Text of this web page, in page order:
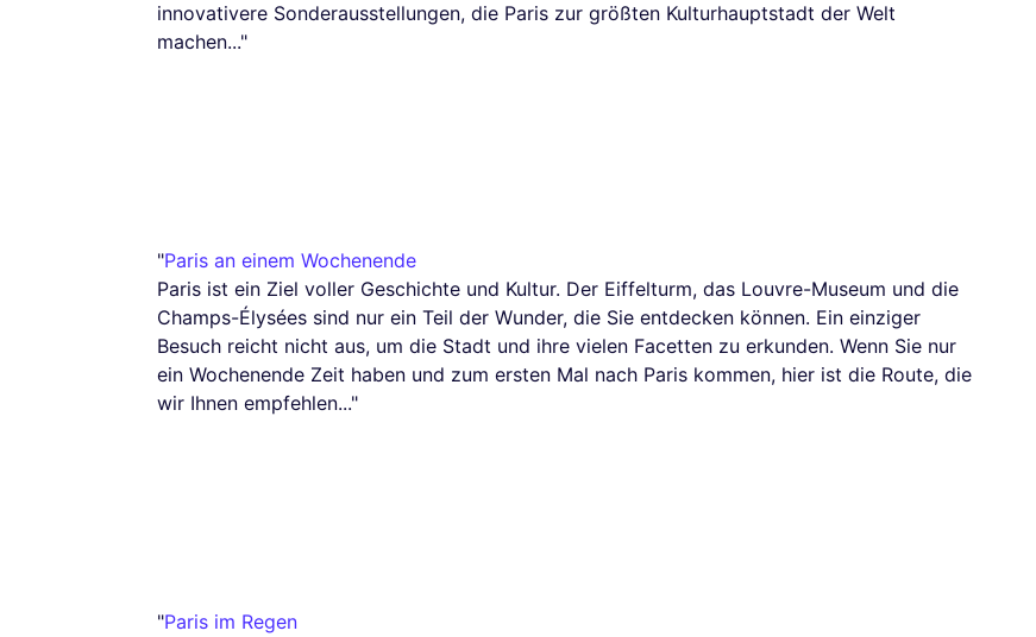
innovativere Sonderausstellungen, die Paris zur größten Kulturhauptstadt der Welt
machen..."
"Paris an einem Wochenende
Paris ist ein Ziel voller Geschichte und Kultur. Der Eiffelturm, das Louvre-Museum und die
Champs-Élysées sind nur ein Teil der Wunder, die Sie entdecken können. Ein einziger
Besuch reicht nicht aus, um die Stadt und ihre vielen Facetten zu erkunden. Wenn Sie nur
ein Wochenende Zeit haben und zum ersten Mal nach Paris kommen, hier ist die Route, die
wir Ihnen empfehlen..."
"Paris im Regen